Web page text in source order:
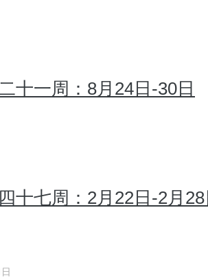
十一周：8月24日-30日
十七周：2月22日-2月28